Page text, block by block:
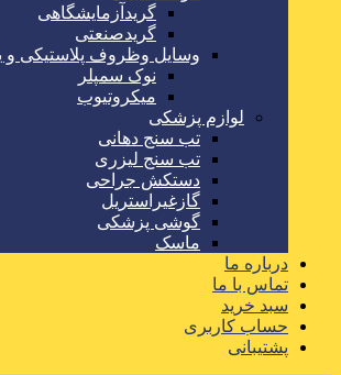
گریدآزمایشگاهی
گریدصنعتی
وسایل وظروف پلاستیکی و
نوک سمپلر
میکروتیوب
لوازم پزشکی
تب سنج دهانی
تب سنج لیزری
دستکش جراحی
گازغیراستریل
گوشی پزشکی
ماسک
درباره ما
تماس با ما
سبد خرید
حساب کاربری
پشتیبانی